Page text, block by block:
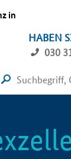
in
HABEN
030